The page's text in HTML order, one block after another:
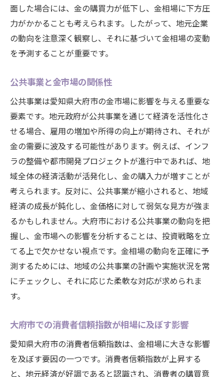
面した場合には、金の購買力が低下し、金相場に下方圧
力がかかることも考えられます。したがって、地元企業
の動向を注意深く観察し、それに基づいて金相場の変動
を予測することが重要です。
公共事業と金市場の関係性
公共事業は愛知県大府市の金市場に影響を与える重要な
要素です。地元政府が公共事業を通じて経済を活性化さ
せる場合、雇用の増加や所得の向上が期待され、それが
金の需要に波及する可能性があります。例えば、インフ
ラの整備や都市開発プロジェクトが進行中であれば、地
域全体の経済活動が活発化し、金の購入力が増すことが
考えられます。反対に、公共事業が縮小されると、地域
経済の成長が鈍化し、金価格に対して弱気な見方が強ま
るかもしれません。大府市における公共事業の動向を把
握し、金市場への影響を分析することは、投資戦略を立
てる上で欠かせない視点です。金相場の動向を正確に予
測するためには、地域の公共事業の計画や実施状況を常
にチェックし、それに応じた柔軟な対応が求められま
す。
大府市での消費者信頼指数が相場に及ぼす影響
愛知県大府市の消費者信頼指数は、金相場に大きな影響
を及ぼす要因の一つです。消費者信頼指数が上昇する
と、地元経済が好調であると認識され、消費者の購買意